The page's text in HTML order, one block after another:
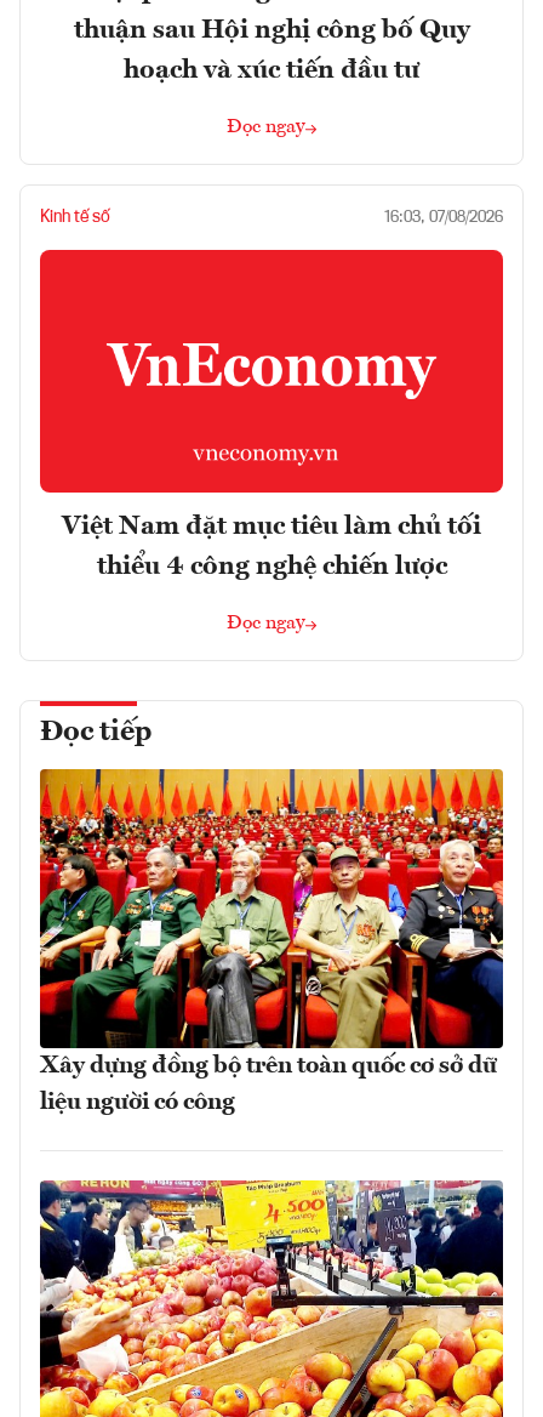
thuận sau Hội nghị công bố Quy
hoạch và xúc tiến đầu tư
Đọc ngay
Kinh tế số 16:03, 07/08/2026
Việt Nam đặt mục tiêu làm chủ tối
thiểu 4 công nghệ chiến lược
Đọc ngay
Đọc tiếp
Xây dựng đồng bộ trên toàn quốc cơ sở dữ
liệu người có công